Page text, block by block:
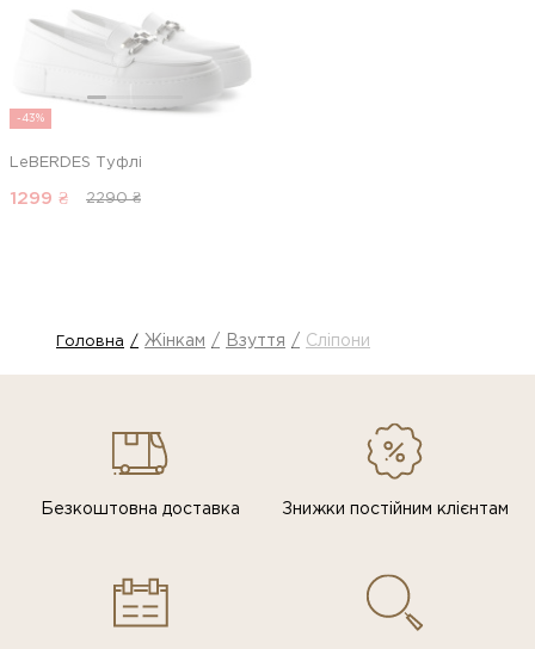
-43%
LeBERDES Туфлі
1299 ₴ 2290 ₴
Головна Жінкам Взуття Сліпони
Безкоштовна доставка Знижки постiйним клiєнтам